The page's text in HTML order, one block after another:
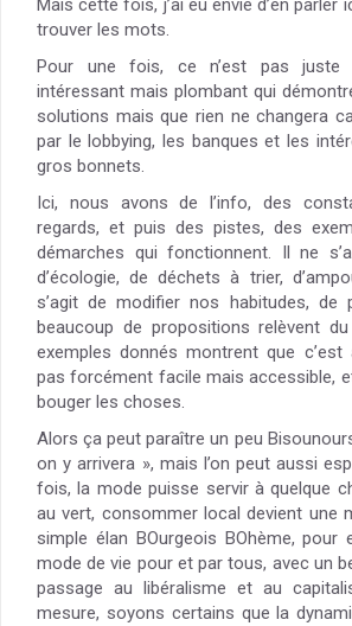
Mais cette fois, j’ai eu envie d’en
trouver les mots.
Pour une fois, ce n’est pas juste
intéressant mais plombant qui
solutions mais que rien ne changera
par le lobbying, les banques et les
gros bonnets.
Ici, nous avons de l’info, des
regards, et puis des pistes, des
démarches qui fonctionnent. Il ne
d’écologie, de déchets à trier,
s’agit de modifier nos habitudes, de
beaucoup de propositions relèvent
exemples donnés montrent que
pas forcément facile mais accessible,
bouger les choses.
Alors ça peut paraître un peu
on y arrivera », mais l’on peut aussi
fois, la mode puisse servir à quelque
au vert, consommer local devient une
simple élan BOurgeois BOhème, pour
mode de vie pour et par tous, avec un
passage au libéralisme et au
mesure, soyons certains que la